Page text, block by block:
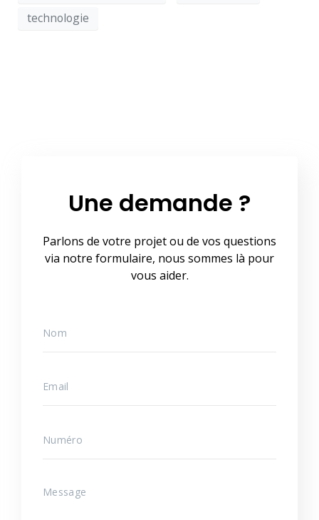
technologie
Une demande ?
Parlons de votre projet ou de vos questions
via notre formulaire, nous sommes là pour
vous aider.